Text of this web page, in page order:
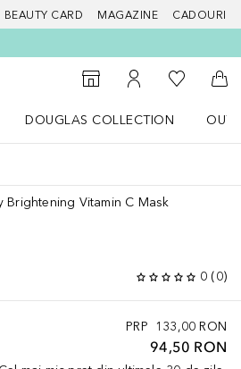
BEAUTY CARD MAGAZINE CADOURI
Către Găsire magazin
Către Contul meu
Către
DOUGLAS COLLECTION
Brightening Vitamin C Mask
0 (0)
PRP 133,00 RON
94,50 RON